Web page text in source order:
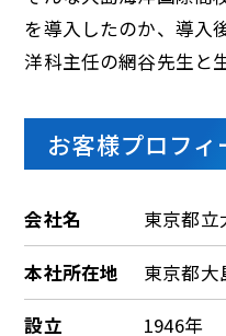
を導入したのか、導入
洋科主任の網谷先生と
お客様プロフィ
会社名 東京都立
本社所在地 東京都大
設立 1946年